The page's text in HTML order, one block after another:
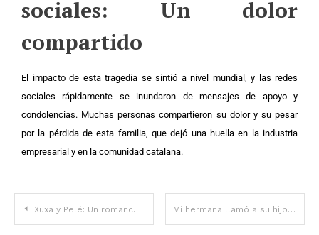
sociales: Un dolor
compartido
El impacto de esta tragedia se sintió a nivel mundial, y las redes
sociales rápidamente se inundaron de mensajes de apoyo y
condolencias. Muchas personas compartieron su dolor y su pesar
por la pérdida de esta familia, que dejó una huella en la industria
empresarial y en la comunidad catalana.
Xuxa y Pelé: Un romance tormentoso lleno de polémica, prejuicios e infidelidad Mi hermana llamó a su hijo ¡igual que al mío! No entendí por qué hasta que leí el testamento de nuestra madre – Historia del día